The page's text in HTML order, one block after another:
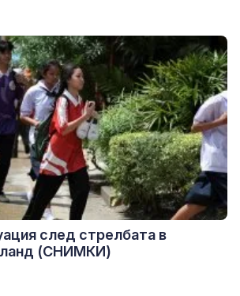
след стрелбата в
(СНИМКИ)